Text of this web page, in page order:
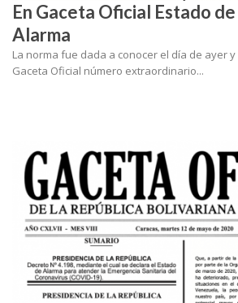
En Gaceta Oficial Estado
Alarma
La norma fue dada a conocer el día de ayer
Gaceta Oficial número extraordinario...